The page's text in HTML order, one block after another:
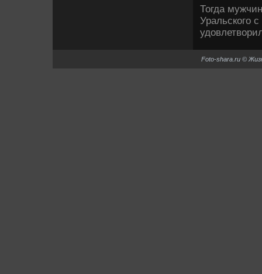
Тогда
Уральского
Foto-shara.ru ©